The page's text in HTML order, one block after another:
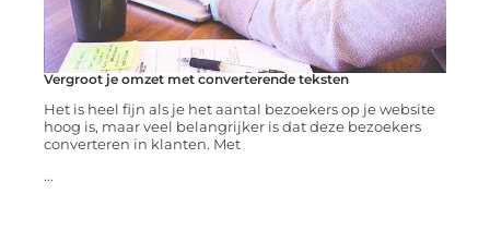
Vergroot je omzet met converterende teksten
Het is heel fijn als je het aantal bezoekers op je website
hoog is, maar veel belangrijker is dat deze bezoekers
converteren in klanten. Met
...